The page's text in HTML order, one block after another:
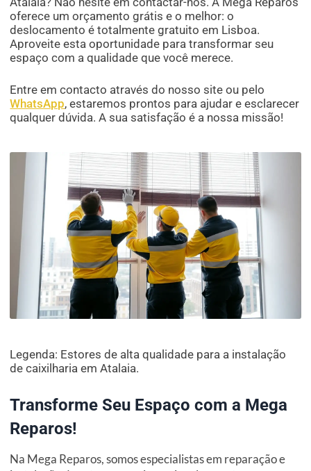
oferece um orçamento grátis e o melhor: o
deslocamento é totalmente gratuito em Lisboa.
Aproveite esta oportunidade para transformar seu
espaço com a qualidade que você merece.
Entre em contacto através do nosso site ou pelo
WhatsApp, estaremos prontos para ajudar e esclarecer
qualquer dúvida. A sua satisfação é a nossa missão!
Legenda: Estores de alta qualidade para a instalação
de caixilharia em Atalaia.
Transforme Seu Espaço com a Mega
Reparos!
Na Mega Reparos, somos especialistas em reparação e